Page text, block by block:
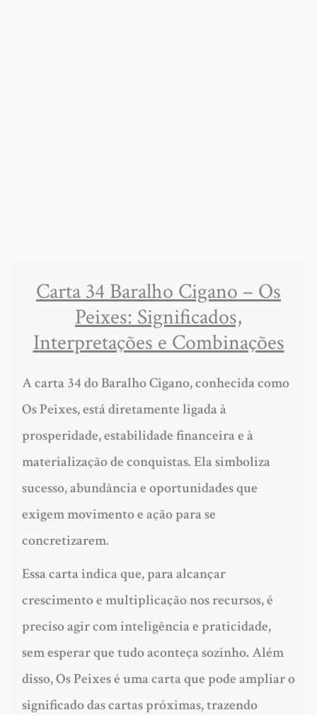
Carta 34 Baralho Cigano – Os
Peixes: Significados,
Interpretações e Combinações
A carta 34 do Baralho Cigano, conhecida como
Os Peixes, está diretamente ligada à
prosperidade, estabilidade financeira e à
materialização de conquistas.Ela simboliza
sucesso, abundância e oportunidades que
exigem movimento e ação para se
concretizarem.
Essa carta indica que, para alcançar
crescimento e multiplicação nos recursos, é
preciso agir com inteligência e praticidade,
sem esperar que tudo aconteça sozinho. Além
disso, Os Peixes é uma carta que pode ampliar o
significado das cartas próximas, trazendo